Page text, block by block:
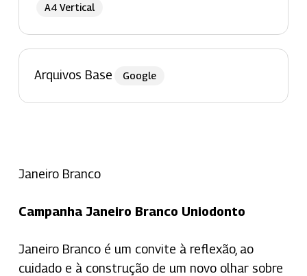
A4 Vertical
Arquivos Base Google
Janeiro Branco
Campanha Janeiro Branco Uniodonto
Janeiro Branco é um convite à reflexão, ao
cuidado e à construção de um novo olhar sobre